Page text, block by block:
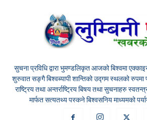
सुचना प्रविधि द्वारा भुमण्डलिकृत आजको बिश्वमा
शुरुवात सङ्गै बिश्वब्यापी शान्तिको उद्गम स्थलको रुपमा
राष्ट्रिय तथा अन्तर्राष्ट्रिय बिषय तथा सुचनाहरु
मार्फत सत्यतथ्य पस्कने बिश्वसनिय माध्यमको